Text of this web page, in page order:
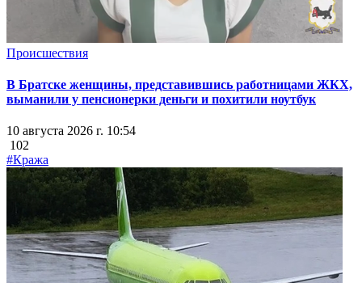
Происшествия
В Братске женщины, представившись работницами ЖКХ,
выманили у пенсионерки деньги и похитили ноутбук
10 августа 2026 г. 10:54
102
#Кража